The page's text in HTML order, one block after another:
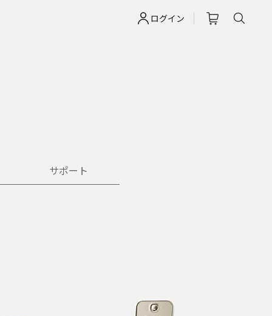
ログイン
サポート